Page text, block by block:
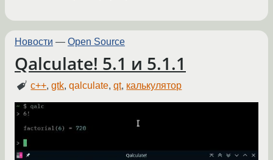
Новости — Open Source
Qalculate! 5.1 и 5.1.1
c++,gtk,qalculate,qt, калькулятор